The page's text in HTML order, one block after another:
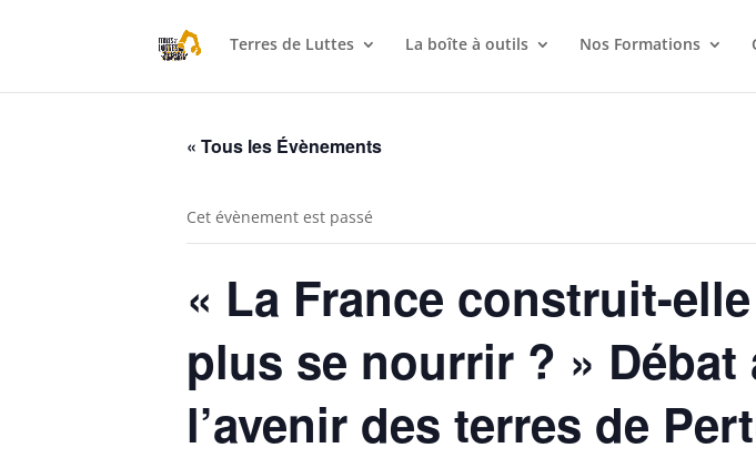
Terres de Luttes La boîte à outils Nos Formations
« Tous les Évènements
Cet évènement est passé
« La France construit-
plus se nourrir ? »
l’avenir des terres de